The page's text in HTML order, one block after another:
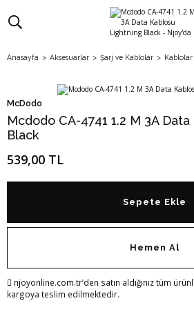
Anasayfa Aksesuarlar Şarj ve Kablolar Kablolar
McDodo
Mcdodo CA-4741 1.2 M 3A
Black
539,00 TL
Sepete Ekle
Hemen Al
njoyonline.com.tr’den satın aldığınız tüm
kargoya teslim edilmektedir.